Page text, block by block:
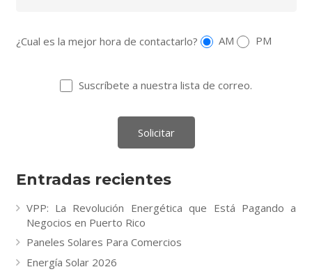
¿Cual es la mejor hora de contactarlo? AM PM
Suscríbete a nuestra lista de correo.
Entradas recientes
VPP: La Revolución Energética que Está Pagando a
Negocios en Puerto Rico
Paneles Solares Para Comercios
Energía Solar 2026